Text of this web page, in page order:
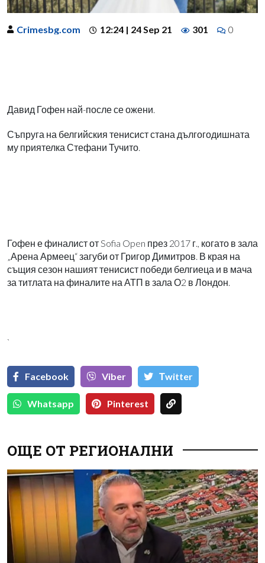
Crimesbg.com 12:24 | 24 Sep 21 301 0
Давид Гофен най-после се ожени.
Съпруга на белгийския тенисист стана дългогодишната
му приятелка Стефани Тучито.
Гофен е финалист от Sofia Open през 2017 г., когато в зала
„Арена Армеец“ загуби от Григор Димитров. В края на
същия сезон нашият тенисист победи белгиеца и в мача
за титлата на финалите на АТП в зала О2 в Лондон.
`
Facebook Viber Тwitter
Whatsapp Pinterest
ОЩЕ ОТ РЕГИОНАЛНИ